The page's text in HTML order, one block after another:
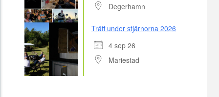
Degerhamn
Träff under stjärnorna 2026
4 sep 26
Mariestad